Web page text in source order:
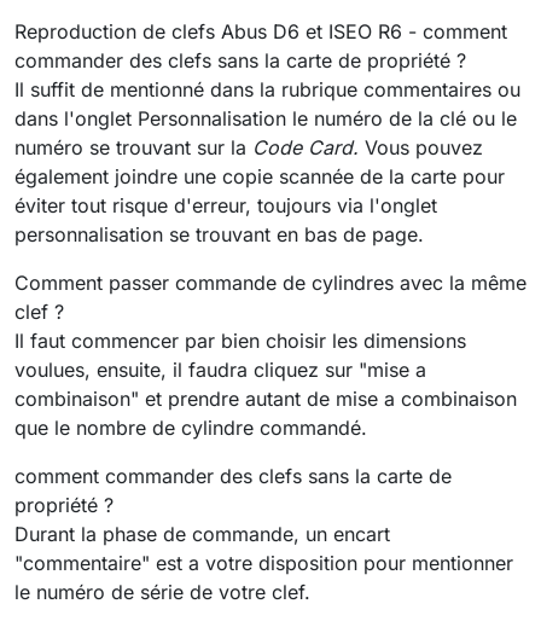
Reproduction de clefs Abus D6 et ISEO R6 - comment
commander des clefs sans la carte de propriété ?
Il suffit de mentionné dans la rubrique commentaires ou
dans l'onglet Personnalisation le numéro de la clé ou le
numéro se trouvant sur la Code Card. Vous pouvez
également joindre une copie scannée de la carte pour
éviter tout risque d'erreur, toujours via l'onglet
personnalisation se trouvant en bas de page.
Comment passer commande de cylindres avec la même
clef ?
Il faut commencer par bien choisir les dimensions
voulues, ensuite, il faudra cliquez sur "mise a
combinaison" et prendre autant de mise a combinaison
que le nombre de cylindre commandé.
comment commander des clefs sans la carte de
propriété ?
Durant la phase de commande, un encart
"commentaire" est a votre disposition pour mentionner
le numéro de série de votre clef.